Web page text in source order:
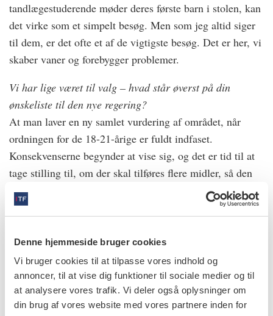
Denne hjemmeside bruger cookies
Vi bruger cookies til at tilpasse vores indhold og
annoncer, til at vise dig funktioner til sociale medier og til
at analysere vores trafik. Vi deler også oplysninger om
din brug af vores website med vores partnere inden for
tandlægestuderende møder deres første barn i stolen, kan
det virke som et simpelt besøg. Men som jeg altid siger
til dem, er det ofte et af de vigtigste besøg. Det er her, vi
skaber vaner og forebygger problemer.
Vi har lige været til valg – hvad står øverst på din
ønskeliste til den nye regering?
At man laver en ny samlet vurdering af området, når
ordningen for de 18-21-årige er fuldt indfaset.
Konsekvenserne begynder at vise sig, og det er tid til at
tage stilling til, om der skal tilføres flere midler, så den
kommunale tandpleje kan favne ordningen.
Derudover er der behov for en mere principiel afklaring
af omsorgstandplejen: Hvad skal den omfatte, hvem skal
et område i vækst, og derfor er det vigtigt med klare
politiske prioriteringer.